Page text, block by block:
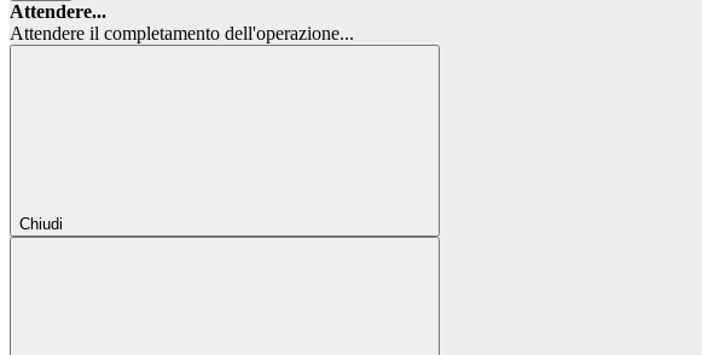
Attendere...
Attendere il completamento dell'operazione...
Chiudi